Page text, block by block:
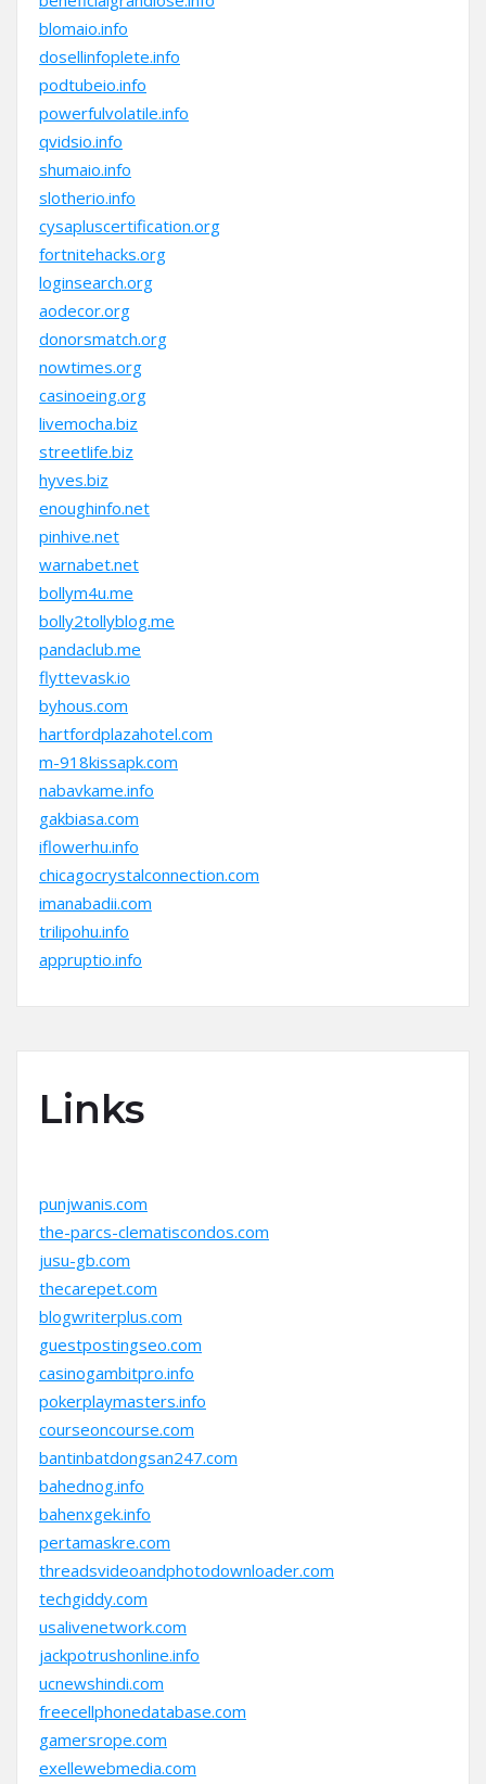
blomaio.info
dosellinfoplete.info
podtubeio.info
powerfulvolatile.info
qvidsio.info
shumaio.info
slotherio.info
cysapluscertification.org
fortnitehacks.org
loginsearch.org
aodecor.org
donorsmatch.org
nowtimes.org
casinoeing.org
livemocha.biz
streetlife.biz
hyves.biz
enoughinfo.net
pinhive.net
warnabet.net
bollym4u.me
bolly2tollyblog.me
pandaclub.me
flyttevask.io
byhous.com
hartfordplazahotel.com
m-918kissapk.com
nabavkame.info
gakbiasa.com
iflowerhu.info
chicagocrystalconnection.com
imanabadii.com
trilipohu.info
appruptio.info
Links
punjwanis.com
the-parcs-clematiscondos.com
jusu-gb.com
thecarepet.com
blogwriterplus.com
guestpostingseo.com
casinogambitpro.info
pokerplaymasters.info
courseoncourse.com
bantinbatdongsan247.com
bahednog.info
bahenxgek.info
pertamaskre.com
threadsvideoandphotodownloader.com
techgiddy.com
usalivenetwork.com
jackpotrushonline.info
ucnewshindi.com
freecellphonedatabase.com
gamersrope.com
exellewebmedia.com